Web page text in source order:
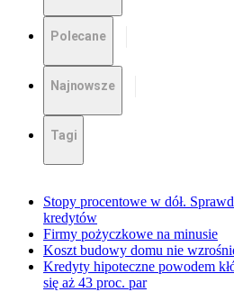
Polecane
Najnowsze
Tagi
Stopy procentowe w dół.
kredytów
Firmy pożyczkowe na minusie
Koszt budowy domu nie
Kredyty hipoteczne powodem
się aż 43 proc. par